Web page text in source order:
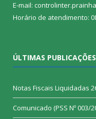
E-mail:
Horário de atendimento:
ÚLTIMAS PUBLICAÇÕES
Notas Fiscais Liquidadas
Comunicado (PSS Nº 003/